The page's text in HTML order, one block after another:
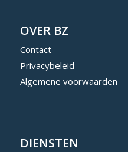
OVER BZ
Contact
Privacybeleid
Algemene voorwaarden
DIENSTEN